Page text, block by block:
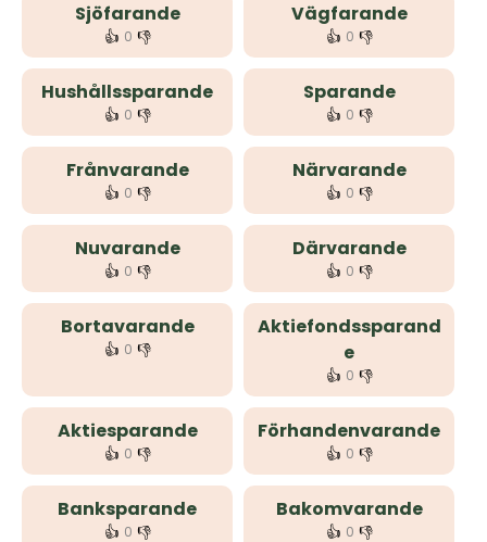
Sjöfarande
👍 0 👎
Vägfarande
👍 0 👎
Hushållssparande
👍 0 👎
Sparande
👍 0 👎
Frånvarande
👍 0 👎
Närvarande
👍 0 👎
Nuvarande
👍 0 👎
Därvarande
👍 0 👎
Bortavarande
👍 0 👎
Aktiefondssparand
e
👍 0 👎
Aktiesparande
👍 0 👎
Förhandenvarande
👍 0 👎
Banksparande
👍 0 👎
Bakomvarande
👍 0 👎